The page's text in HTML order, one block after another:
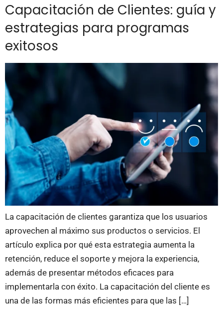
Capacitación de Clientes: guía y
estrategias para programas
exitosos
La capacitación de clientes garantiza que los usuarios
aprovechen al máximo sus productos o servicios. El
artículo explica por qué esta estrategia aumenta la
retención, reduce el soporte y mejora la experiencia,
además de presentar métodos eficaces para
implementarla con éxito. La capacitación del cliente es
una de las formas más eficientes para que las […]